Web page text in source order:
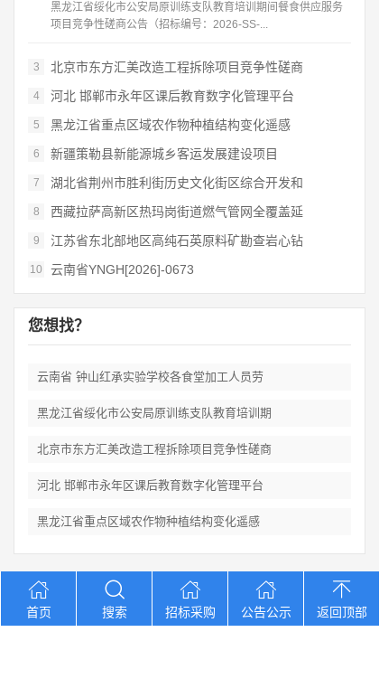
黑龙江省绥化市公安局原训练支队教育培训期间餐食供应服务
项目竞争性磋商公告（招标编号：2026‑SS‑...
3 北京市东方汇美改造工程拆除项目竞争性磋商
4 河北 邯郸市永年区课后教育数字化管理平台
5 黑龙江省重点区域农作物种植结构变化遥感
6 新疆策勒县新能源城乡客运发展建设项目
7 湖北省荆州市胜利街历史文化街区综合开发和
8 西藏拉萨高新区热玛岗街道燃气管网全覆盖延
9 江苏省东北部地区高纯石英原料矿勘查岩心钻
10 云南省YNGH[2026]-0673
您想找？
云南省 钟山红承实验学校各食堂加工人员劳
黑龙江省绥化市公安局原训练支队教育培训期
北京市东方汇美改造工程拆除项目竞争性磋商
河北 邯郸市永年区课后教育数字化管理平台
黑龙江省重点区域农作物种植结构变化遥感
Copyright © 2012-2026 中招招标网 版权所有 网站备案号：京
ICP备2023026371号-2
首页 搜索 招标采购 公告公示 返回顶部